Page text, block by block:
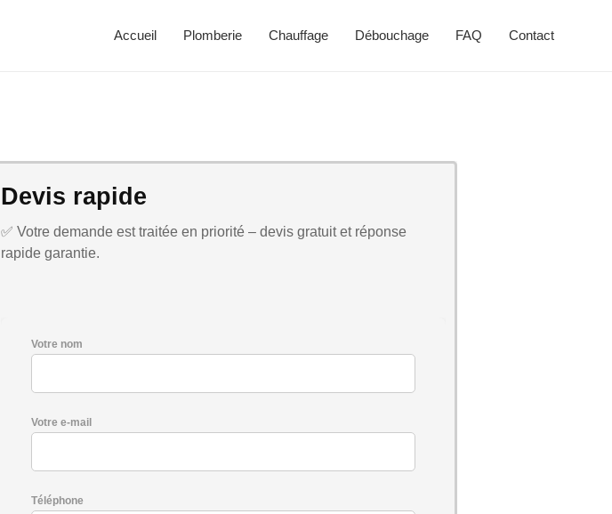
Accueil Plomberie Chauffage Débouchage FAQ Contact
Devis rapide
✅ Votre demande est traitée en priorité – devis gratuit et réponse
rapide garantie.
Votre nom
Votre e-mail
Téléphone